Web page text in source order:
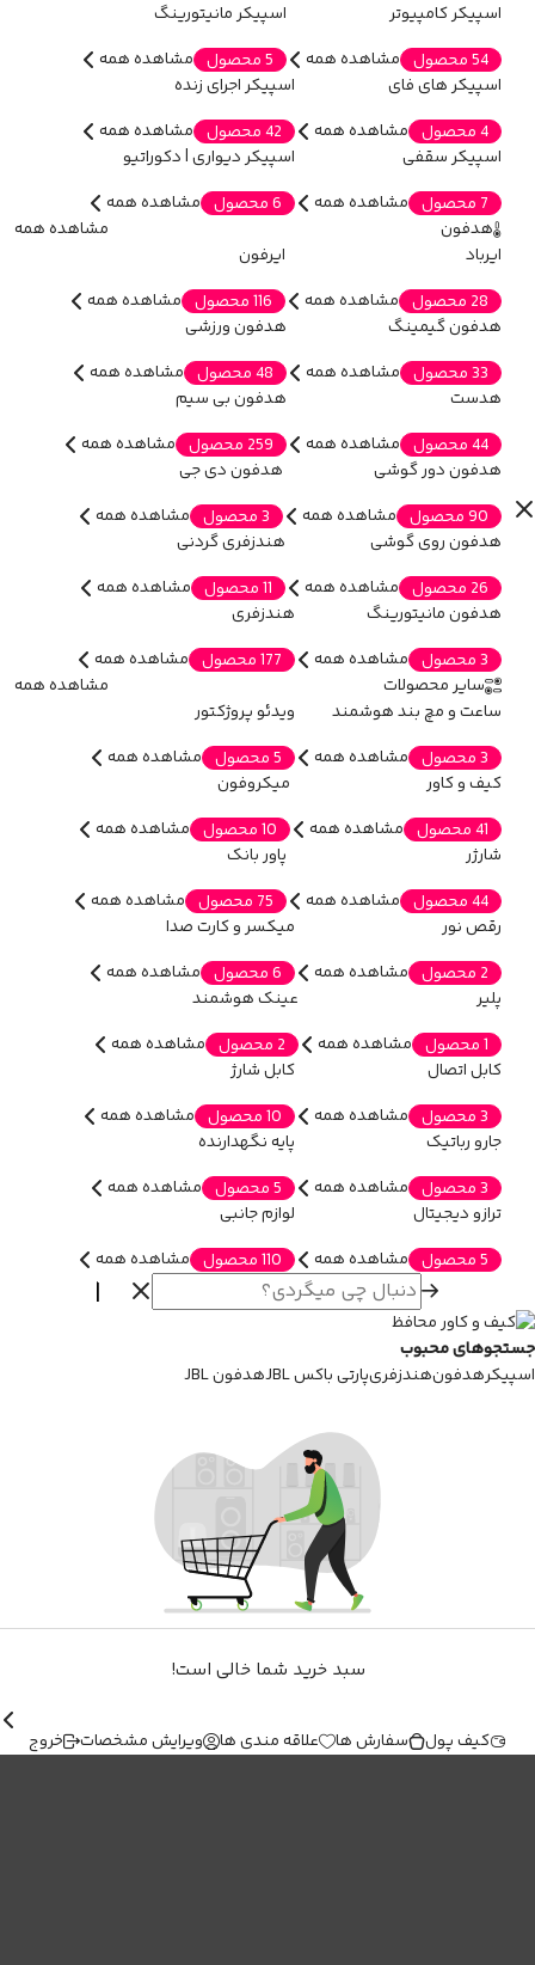
اسپیکر کامپیوتر
54 محصول
مشاهده همه
اسپیکر مانیتورینگ
5 محصول
مشاهده همه
اسپیکر های فای
4 محصول
مشاهده همه
اسپیکر اجرای زنده
42 محصول
مشاهده همه
اسپیکر سقفی
7 محصول
مشاهده همه
اسپیکر دیواری | دکوراتیو
6 محصول
مشاهده همه
هدفون
مشاهده همه
ایرباد
28 محصول
مشاهده همه
ایرفون
116 محصول
مشاهده همه
هدفون گیمینگ
33 محصول
مشاهده همه
هدفون ورزشی
48 محصول
مشاهده همه
هدست
44 محصول
مشاهده همه
هدفون بی سیم
259 محصول
مشاهده همه
هدفون دور گوشی
90 محصول
مشاهده همه
هدفون دی جی
3 محصول
مشاهده همه
هدفون روی گوشی
26 محصول
مشاهده همه
هندزفری گردنی
11 محصول
مشاهده همه
هدفون مانیتورینگ
3 محصول
مشاهده همه
هندزفری
177 محصول
مشاهده همه
سایر محصولات
مشاهده همه
ساعت و مچ بند هوشمند
3 محصول
مشاهده همه
ویدئو پروژکتور
5 محصول
مشاهده همه
کیف و کاور
41 محصول
مشاهده همه
میکروفون
10 محصول
مشاهده همه
شارژر
44 محصول
مشاهده همه
پاور بانک
75 محصول
مشاهده همه
رقص نور
2 محصول
مشاهده همه
میکسر و کارت صدا
6 محصول
مشاهده همه
پلیر
1 محصول
مشاهده همه
عینک هوشمند
2 محصول
مشاهده همه
کابل اتصال
3 محصول
مشاهده همه
کابل شارژ
10 محصول
مشاهده همه
جارو رباتیک
3 محصول
مشاهده همه
پایه نگهدارنده
5 محصول
مشاهده همه
ترازو دیجیتال
5 محصول
مشاهده همه
لوازم جانبی
110 محصول
مشاهده همه
جستجوهای محبوب
اسپیکرهدفونهندزفریپارتی باکس JBL هدفون JBL
سبد خرید شما خالی است!
کیف پول سفارش ها علاقه مندی ها ویرایش مشخصات خروج